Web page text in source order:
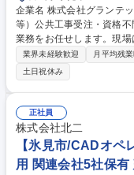
企業名 株式会社グランテック 求人名 【富山】土木施工管理（橋梁
等）公共工事受注・資格不問／残業10H 仕事の
業務をお任せします。現
多く、施工管理業務・現場監督業務
川構造物、道路 ・新築/修
以下 ・工期：3~6カ月程
監督の補佐(半年～1年)を経て
【富山】土木施工管理（
H
業界未経験歓迎 月平均残
土日祝休み
正社員
株式会社北二
【氷見市/CADオペ
用 関連会社5社保